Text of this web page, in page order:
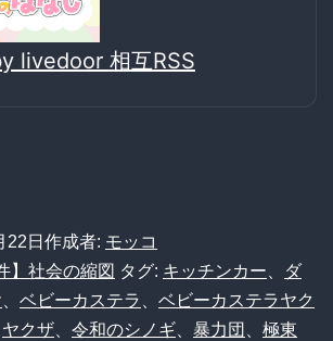
livedoor 相互RSS
22日 作成者: モッコ
】社会の縮図 タグ: キッチンカー
ダ
ベビーカステラ
ベビーカステラヤク
ヤクザ 令和のシノギ 暴力団
極東